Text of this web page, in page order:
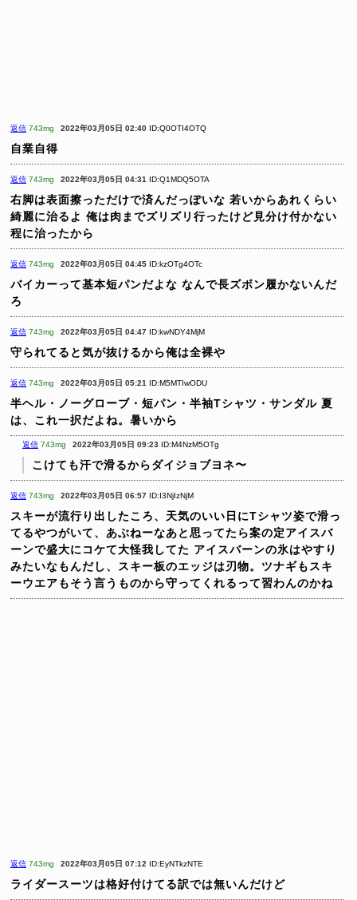
返信 743mg 2022年03月05日 02:40 ID:Q0OTI4OTQ
自業自得
返信 743mg 2022年03月05日 04:31 ID:Q1MDQ5OTA
右脚は表面擦っただけで済んだっぽいな 若いからあれくらい
綺麗に治るよ 俺は肉までズリズリ行ったけど見分け付かない
程に治ったから
返信 743mg 2022年03月05日 04:45 ID:kzOTg4OTc
バイカーって基本短パンだよな なんで長ズボン履かないんだ
ろ
返信 743mg 2022年03月05日 04:47 ID:kwNDY4MjM
守られてると気が抜けるから俺は全裸や
返信 743mg 2022年03月05日 05:21 ID:M5MTIwODU
半ヘル・ノーグローブ・短パン・半袖Tシャツ・サンダル 夏
は、これ一択だよね。暑いから
返信 743mg 2022年03月05日 09:23 ID:M4NzM5OTg
こけても汗で滑るからダイジョブヨネ〜
返信 743mg 2022年03月05日 06:57 ID:I3NjIzNjM
スキーが流行り出したころ、天気のいい日にTシャツ姿で滑っ
てるやつがいて、あぶねーなあと思ってたら案の定アイスバ
ーンで盛大にコケて大怪我してた アイスバーンの氷はやすり
みたいなもんだし、スキー板のエッジは刃物。ツナギもスキ
ーウエアもそう言うものから守ってくれるって習わんのかね
返信 743mg 2022年03月05日 07:12 ID:EyNTkzNTE
ライダースーツは格好付けてる訳では無いんだけど